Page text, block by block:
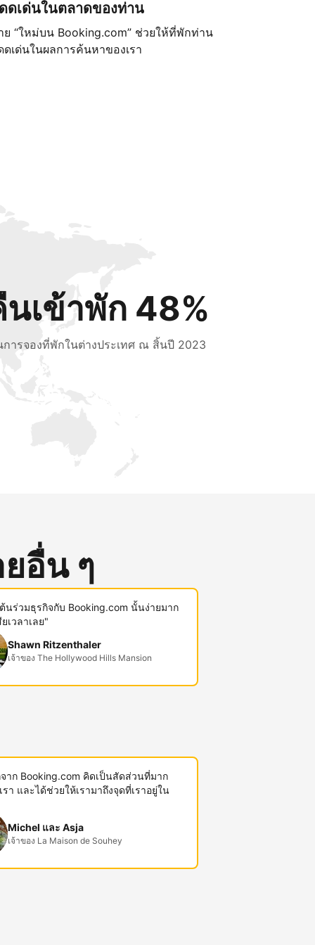
ดเด่นในตลาดของท่าน
ย “ใหม่บน Booking.com” ช่วยให้ที่พักท่าน
ดเด่นในผลการค้นหาของเรา
เข้าพัก 48%
การจองที่พักในต่างประเทศ ณ สิ้นปี 2023
อื่น ๆ
นร่วมธุรกิจกับ Booking.com นั้นง่ายมาก
เวลาเลย"
Shawn Ritzenthaler
เจ้าของ The Hollywood Hills Mansion
าก Booking.com คิดเป็นสัดส่วนที่มาก
า และได้ช่วยให้เรามาถึงจุดที่เราอยู่ใน
Michel และ Asja
เจ้าของ La Maison de Souhey